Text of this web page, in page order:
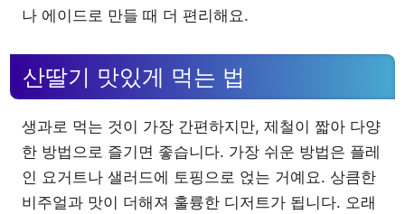
나 에이드로 만들 때 더 편리해요.
산딸기 맛있게 먹는 법
생과로 먹는 것이 가장 간편하지만, 제철이 짧아 다양
한 방법으로 즐기면 좋습니다. 가장 쉬운 방법은 플레
인 요거트나 샐러드에 토핑으로 얹는 거예요. 상큼한
비주얼과 맛이 더해져 훌륭한 디저트가 됩니다. 오래